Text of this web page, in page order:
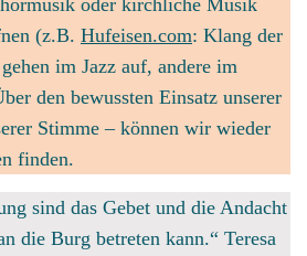
(z.B. Hufeisen.com: Klang der
im Jazz auf, andere im
den bewussten Einsatz unserer
Stimme – können wir wieder
finden.
sind das Gebet und die Andacht
die Burg betreten kann.“ Teresa